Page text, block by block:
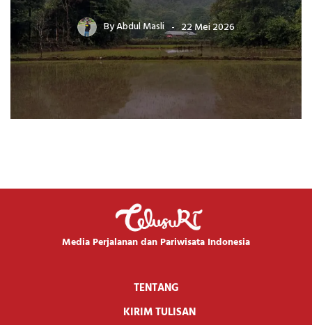
ByAbdul Masli 22 Mei 2026
Media Perjalanan dan Pariwisata Indonesia
TENTANG
KIRIM TULISAN